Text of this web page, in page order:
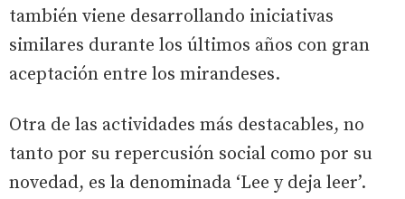
también viene desarrollando iniciativas
similares durante los últimos años con gran
aceptación entre los mirandeses.
Otra de las actividades más destacables, no
tanto por su repercusión social como por su
novedad, es la denominada ‘Lee y deja leer’.